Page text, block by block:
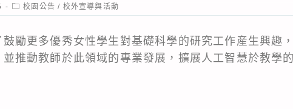
Post
category:
校園公告 / 校外宣導與活動
勵更多優秀女性學生對基礎科學的研究工作産生興趣
推動教師於此領域的專業發展，擴展人工智慧於教學